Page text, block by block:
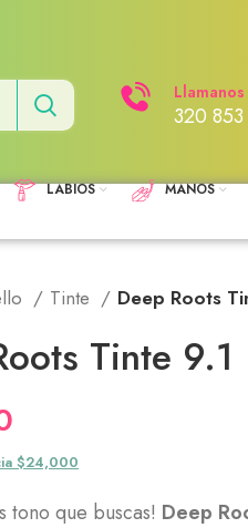
Llamanos
320 853
LABIOS MANOS
Tinte Deep Roots
Tinte 9.1
$24,000
tono que buscas! Deep